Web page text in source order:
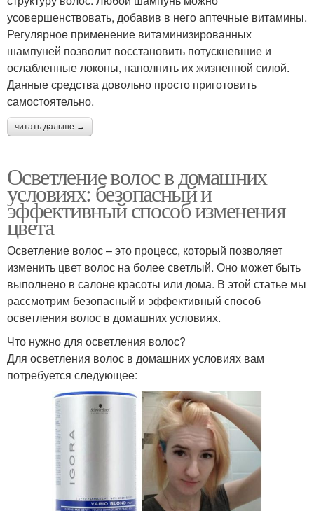
усовершенствовать, добавив в него аптечные витамины.
Регулярное применение витаминизированных
шампуней позволит восстановить потускневшие и
ослабленные локоны, наполнить их жизненной силой.
Данные средства довольно просто приготовить
самостоятельно.
читать дальше →
Осветление волос в домашних
условиях: безопасный и
эффективный способ изменения
цвета
Осветление волос – это процесс, который позволяет
изменить цвет волос на более светлый. Оно может быть
выполнено в салоне красоты или дома. В этой статье мы
рассмотрим безопасный и эффективный способ
осветления волос в домашних условиях.
Что нужно для осветления волос?
Для осветления волос в домашних условиях вам
потребуется следующее: